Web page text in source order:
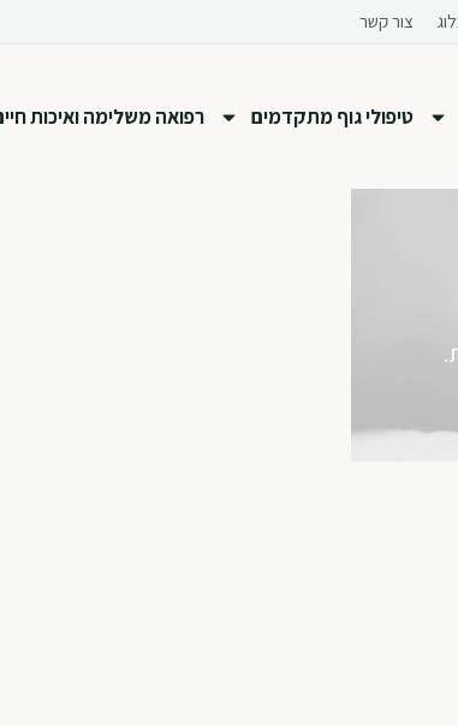
צור קשר
טיפולי גוף מתקדמים רפואה משלימה ואיכות